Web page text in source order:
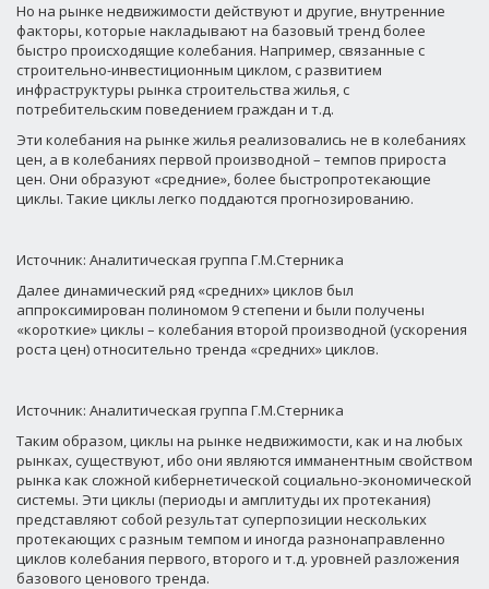
Но на рынке недвижимости действуют и другие, внутренние
факторы, которые накладывают на базовый тренд более
быстро происходящие колебания. Например, связанные с
строительно-инвестиционным циклом, с развитием
инфраструктуры рынка строительства жилья, с
потребительским поведением граждан и т.д.
Эти колебания на рынке жилья реализовались не в колебаниях
цен, а в колебаниях первой производной – темпов прироста
цен. Они образуют «средние», более быстропротекающие
циклы. Такие циклы легко поддаются прогнозированию.
Источник: Аналитическая группа Г.М.Стерника
Далее динамический ряд «средних» циклов был
аппроксимирован полиномом 9 степени и были получены
«короткие» циклы – колебания второй производной (ускорения
роста цен) относительно тренда «средних» циклов.
Источник: Аналитическая группа Г.М.Стерника
Таким образом, циклы на рынке недвижимости, как и на любых
рынках, существуют, ибо они являются имманентным свойством
рынка как сложной кибернетической социально-экономической
системы. Эти циклы (периоды и амплитуды их протекания)
представляют собой результат суперпозиции нескольких
протекающих с разным темпом и иногда разнонаправленно
циклов колебания первого, второго и т.д. уровней разложения
базового ценового тренда.